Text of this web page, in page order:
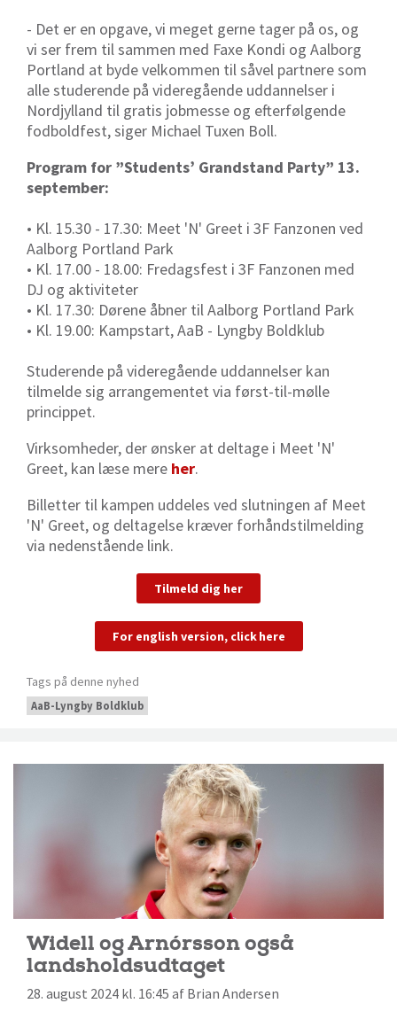
- Det er en opgave, vi meget gerne tager på os, og
vi ser frem til sammen med Faxe Kondi og Aalborg
Portland at byde velkommen til såvel partnere som
alle studerende på videregående uddannelser i
Nordjylland til gratis jobmesse og efterfølgende
fodboldfest, siger Michael Tuxen Boll.
Program for ”Students’ Grandstand Party” 13.
september:
• Kl. 15.30 - 17.30: Meet 'N' Greet i 3F Fanzonen ved
Aalborg Portland Park
• Kl. 17.00 - 18.00: Fredagsfest i 3F Fanzonen med
DJ og aktiviteter
• Kl. 17.30: Dørene åbner til Aalborg Portland Park
• Kl. 19.00: Kampstart, AaB - Lyngby Boldklub
Studerende på videregående uddannelser kan
tilmelde sig arrangementet via først-til-mølle
princippet.
Virksomheder, der ønsker at deltage i Meet 'N'
Greet, kan læse mere her.
Billetter til kampen uddeles ved slutningen af Meet
'N' Greet, og deltagelse kræver forhåndstilmelding
via nedenstående link.
Tilmeld dig her
For english version, click here
Tags på denne nyhed
AaB-Lyngby Boldklub
Widell og Arnórsson også
landsholdsudtaget
28. august 2024 kl. 16:45 af Brian Andersen